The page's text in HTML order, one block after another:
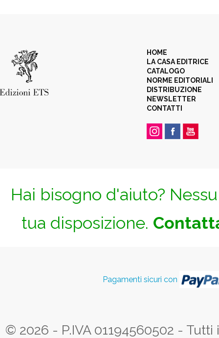
HOME
LA CASA EDITRICE
CATALOGO
NORME EDITORIALI
DISTRIBUZIONE
NEWSLETTER
CONTATTI
Hai bisogno d'aiuto?
tua disposizione.
Pagamenti sicuri con
© 2026 - P.IVA 01194560502 -